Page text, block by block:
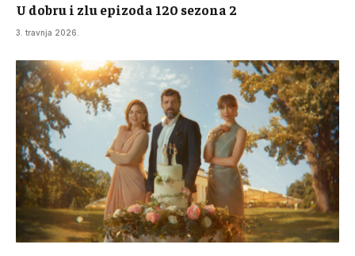
U dobru i zlu epizoda 120 sezona 2
3. travnja 2026.